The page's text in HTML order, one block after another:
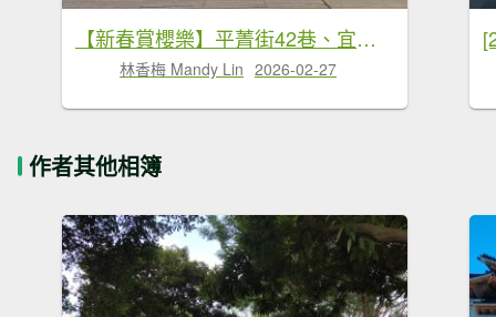
【新春賞櫻樂】平菁街42巷、宜蘭頭城火車站、二二八和平公園、東湖樂活公園
林香梅 Mandy Lin 2026-02-27
作者其他相簿